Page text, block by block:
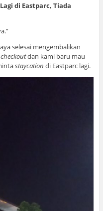
di Eastparc, Tiada
selesai mengembalikan
checkoutdan kami baru mau
staycation di Eastparc lagi.